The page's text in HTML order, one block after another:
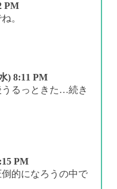
PM
。
) 8:11 PM
るっときた…続き
PM
的になろうの中で